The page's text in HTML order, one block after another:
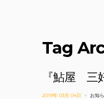
Tag
『鮎屋 三
2019年 03月 04日 お知